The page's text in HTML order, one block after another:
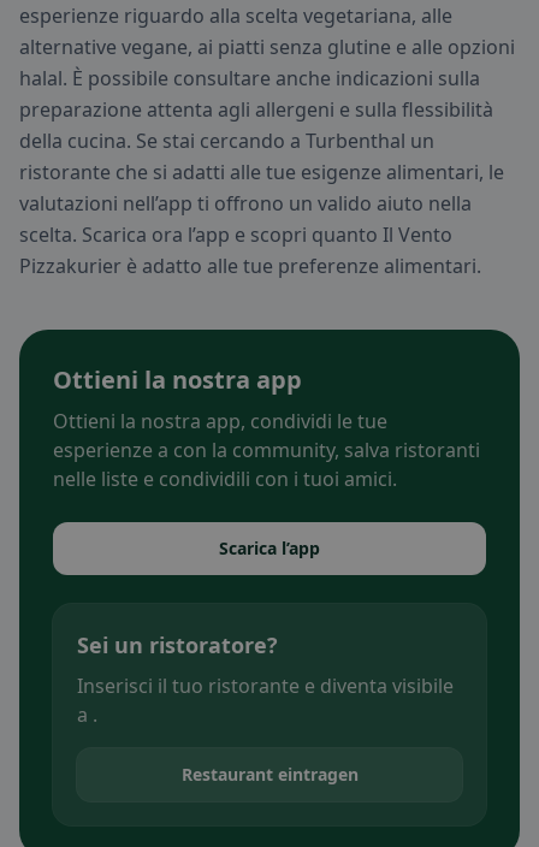
esperienze riguardo alla scelta vegetariana, alle
alternative vegane, ai piatti senza glutine e alle opzioni
halal. È possibile consultare anche indicazioni sulla
preparazione attenta agli allergeni e sulla flessibilità
della cucina. Se stai cercando a Turbenthal un
ristorante che si adatti alle tue esigenze alimentari, le
valutazioni nell’app ti offrono un valido aiuto nella
scelta. Scarica ora l’app e scopri quanto Il Vento
Pizzakurier è adatto alle tue preferenze alimentari.
Ottieni la nostra app
Ottieni la nostra app, condividi le tue
esperienze a con la community, salva ristoranti
nelle liste e condividili con i tuoi amici.
Scarica l’app
Sei un ristoratore?
Inserisci il tuo ristorante e diventa visibile
a .
Restaurant eintragen